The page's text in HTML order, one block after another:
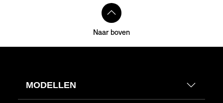
Naar boven
MODELLEN